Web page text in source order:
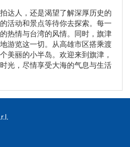
达人，还是渴望了解深厚历史的
活动和景点等待你去探索。每一
热情与台湾的风情。同时，旗津
游览这一切。从高雄市区搭乘渡
美丽的小半岛。欢迎来到旗津，
光，尽情享受大海的气息与生活